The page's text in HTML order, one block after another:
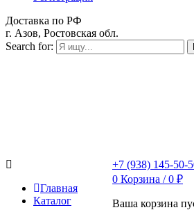
Доставка по РФ
г. Азов, Ростовская обл.
Search for:
+7 (938) 145-50-
0 Корзина /0 ₽
Ваша корзина
Главная
Каталог